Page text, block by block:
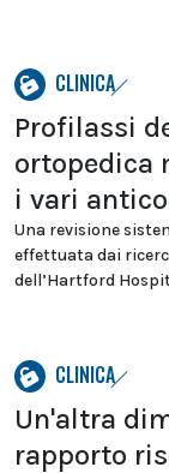
CLINICA
Profilassi
ortopedica
i vari
Una revisione
effettuata dai
dell’Hartford
CLINICA
Un'altra
rapporto